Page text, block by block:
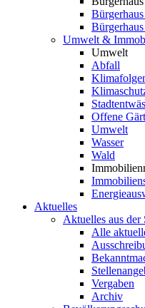
Umwelt &
Umwelt
Abfall
Offene
Umwelt
Wasser
Wald
Aktuelles
Aktuelles aus
Alle
Vergaben
Archiv